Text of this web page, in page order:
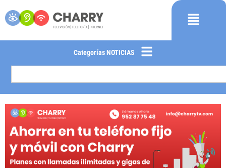
Categorías NOTICIAS